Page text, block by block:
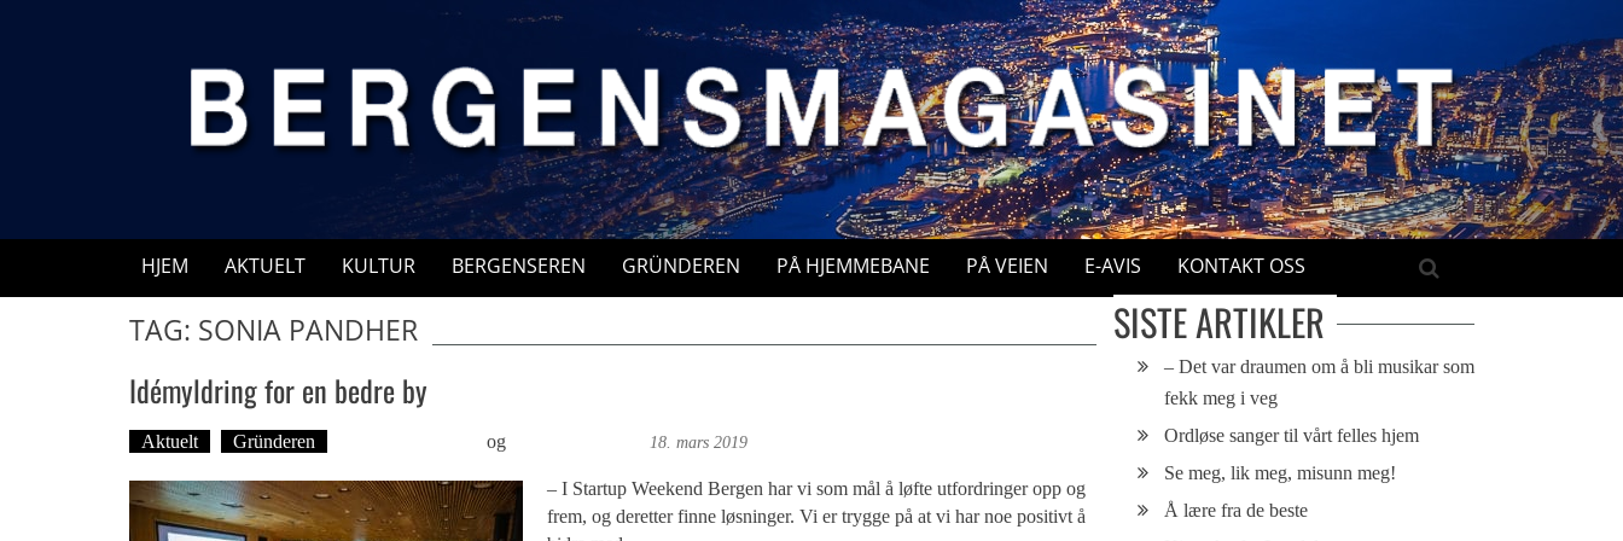
HJEM AKTUELT KULTUR BERGENSEREN GRÜNDEREN PÅ HJEMMEBANE PÅ VEIEN E-AVIS KONTAKT OSS
TAG: SONIA PANDHER
Idémyldring for en bedre by
Aktuelt Gründeren og 18. mars 2019
– I Startup Weekend Bergen har vi som mål å løfte utfordringer opp og
frem, og deretter finne løsninger. Vi er trygge på at vi har noe positivt å
SISTE ARTIKLER
– Det var draumen om å bli musikar som
fekk meg i veg
Ordløse sanger til vårt felles hjem
Se meg, lik meg, misunn meg!
Å lære fra de beste